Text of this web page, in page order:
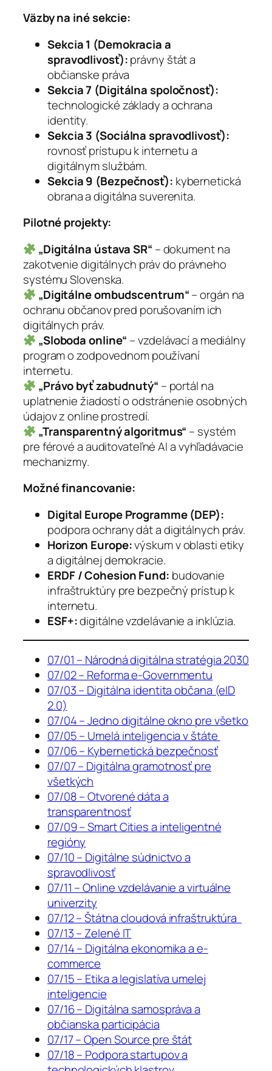
Väzby na iné sekcie:
Sekcia 1 (Demokracia a
spravodlivosť):právny štát a
občianske práva
Sekcia 7 (Digitálna spoločnosť):
technologické základy a ochrana
identity.
Sekcia 3 (Sociálna spravodlivosť):
rovnosť prístupu k internetu a
digitálnym službám.
Sekcia 9 (Bezpečnosť): kybernetická
obrana a digitálna suverenita.
Pilotné projekty:
„Digitálna ústava SR“ – dokument na
zakotvenie digitálnych práv do právneho
systému Slovenska.
„Digitálne ombudscentrum“– orgán na
ochranu občanov pred porušovaním ich
digitálnych práv.
„Sloboda online“ – vzdelávací a mediálny
program o zodpovednom používaní
internetu.
„Právo byť zabudnutý“ – portál na
uplatnenie žiadostí o odstránenie osobných
údajov z online prostredí.
„Transparentný algoritmus“ – systém
pre férové a auditovateľné AI a vyhľadávacie
mechanizmy.
Možné financovanie:
Digital Europe Programme (DEP):
podpora ochrany dát a digitálnych práv.
Horizon Europe:výskum v oblasti etiky
a digitálnej demokracie.
ERDF / Cohesion Fund: budovanie
infraštruktúry pre bezpečný prístup k
internetu.
ESF+:digitálne vzdelávanie a inklúzia.
07/01 – Národná digitálna stratégia 2030
07/02 – Reforma e-Governmentu
07/03 – Digitálna identita občana (eID
2.0)
07/04 – Jedno digitálne okno pre všetko
07/05 – Umelá inteligencia v štáte
07/06 – Kybernetická bezpečnosť
07/07 – Digitálna gramotnosť pre
všetkých
07/08 – Otvorené dáta a
transparentnosť
07/09 – Smart Cities a inteligentné
regióny
07/10 – Digitálne súdnictvo a
spravodlivosť
07/11 – Online vzdelávanie a virtuálne
univerzity
07/12 – Štátna cloudová infraštruktúra
07/13 – Zelené IT
07/14 – Digitálna ekonomika a e-
commerce
07/15 – Etika a legislatíva umelej
inteligencie
07/16 – Digitálna samospráva a
občianska participácia
07/17 – Open Source pre štát
07/18 – Podpora startupov a